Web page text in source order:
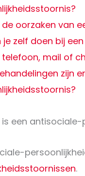
de oorzaken van
je zelf doen bij
telefoon, mail of
zijn
een
.